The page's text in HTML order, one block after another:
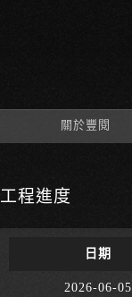
關於豐閱
工程進度
日期
2026-06-05